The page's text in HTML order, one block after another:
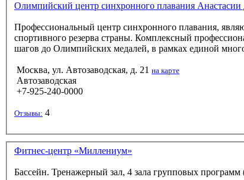
Олимпийский центр синхронного плавания
Профессиональный центр синхронного плавания,
спортивного резерва страны. Комплексный
шагов до Олимпийских медалей, в рамках единой
Москва, ул. Автозаводская, д. 21 на карте
Автозаводская
+7-925-240-0000
Отзывы: 4
Фитнес-центр «Миллениум»
Бассейн. Тренажерный зал, 4 зала групповых